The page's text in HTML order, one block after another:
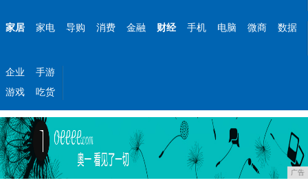
家居 家电 导购 消费 金融 财经 手机 电脑 微商 数据
企业
手游
游戏
吃货
广告